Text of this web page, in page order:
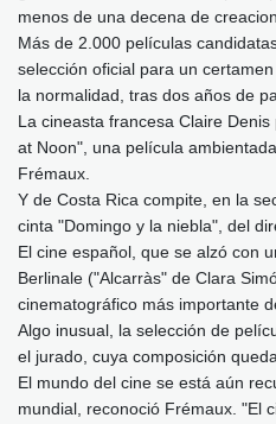
menos de una decena de
Más de 2.000 películas
selección oficial para un
la normalidad, tras dos años de
La cineasta francesa Claire
at Noon", una película
Frémaux.
Y de Costa Rica compite, en la
cinta "Domingo y la niebla", del
El cine español, que se alzó con
Berlinale ("Alcarràs" de Clara
cinematográfico más importante
Algo inusual, la selección de
el jurado, cuya composición
El mundo del cine se está aún
mundial, reconoció Frémaux. "El